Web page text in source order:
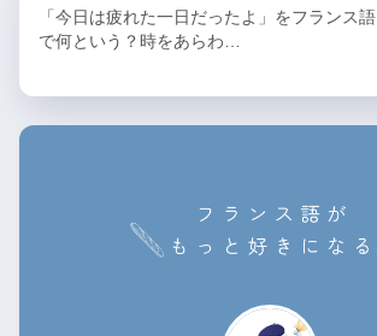
「今日は疲れた一日だったよ」をフランス語
で何という？時をあらわ…